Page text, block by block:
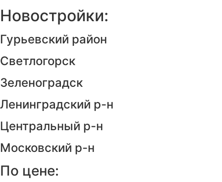
Новостройки:
Гурьевский район
Светлогорск
Зеленоградск
Ленинградский р-н
Центральный р-н
Московский р-н
По цене: